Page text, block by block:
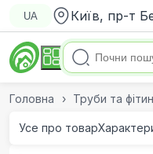
UA Київ, пр-т
Головна Труби та
Усе про товар